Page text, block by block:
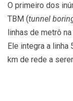
O primeiro dos
TBM (tunnel
linhas de metrô
Ele integra a linha
km de rede a